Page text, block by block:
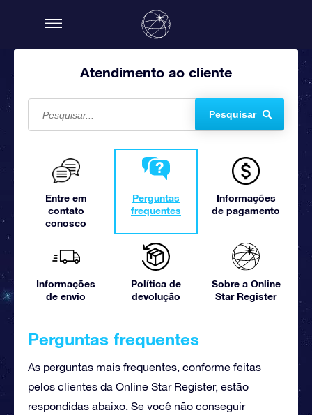
Atendimento ao cliente
Pesquisar
Entre em
contato
conosco
Perguntas
frequentes
Informações
de pagamento
Informações
de envio
Política de
devolução
Sobre a Online
Star Register
Perguntas frequentes
As perguntas mais frequentes, conforme feitas
pelos clientes da Online Star Register, estão
respondidas abaixo. Se você não conseguir